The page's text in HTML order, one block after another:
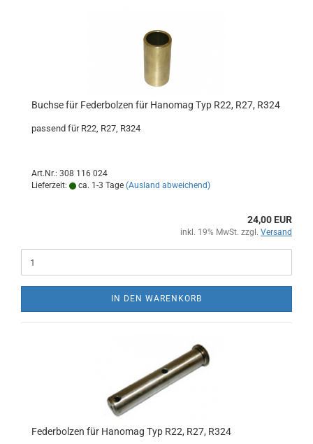
Buchse für Federbolzen für Hanomag Typ R22, R27, R324
passend für R22, R27, R324
Art.Nr.: 308 116 024
Lieferzeit:
ca. 1-3 Tage (Ausland abweichend)
24,00 EUR
inkl. 19% MwSt. zzgl. Versand
IN DEN WARENKORB
Federbolzen für Hanomag Typ R22, R27, R324